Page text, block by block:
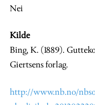
Nei
Kilde
Bing, K. (1889).
Giertsens forlag.
http://www.nb.no/